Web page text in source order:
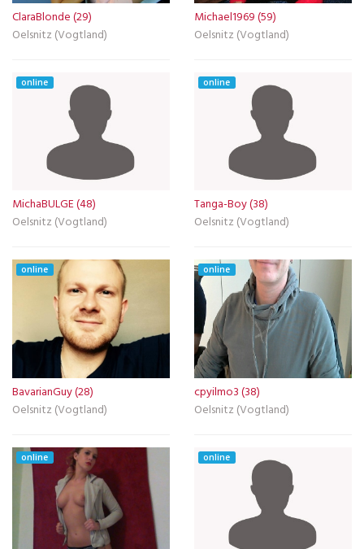
ClaraBlonde (29)
Oelsnitz (Vogtland)
Michael1969 (59)
Oelsnitz (Vogtland)
online
MichaBULGE (48)
Oelsnitz (Vogtland)
online
Tanga-Boy (38)
Oelsnitz (Vogtland)
online
BavarianGuy (28)
Oelsnitz (Vogtland)
online
cpyilmo3 (38)
Oelsnitz (Vogtland)
online online